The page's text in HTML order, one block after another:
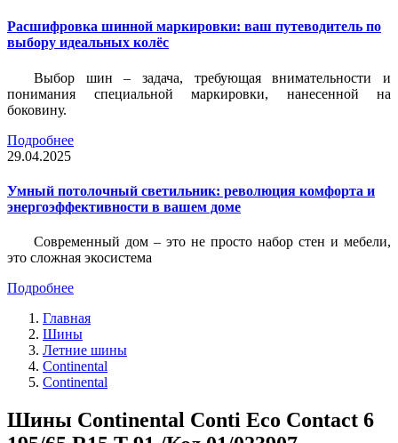
Расшифровка шинной маркировки: ваш путеводитель по
выбору идеальных колёс
Выбор шин – задача, требующая внимательности и
понимания специальной маркировки, нанесенной на
боковину.
Подробнее
29.04.2025
Умный потолочный светильник: революция комфорта и
энергоэффективности в вашем доме
Современный дом – это не просто набор стен и мебели,
это сложная экосистема
Подробнее
Главная
Шины
Летние шины
Continental
Continental
Шины Continental Conti Eco Contact 6